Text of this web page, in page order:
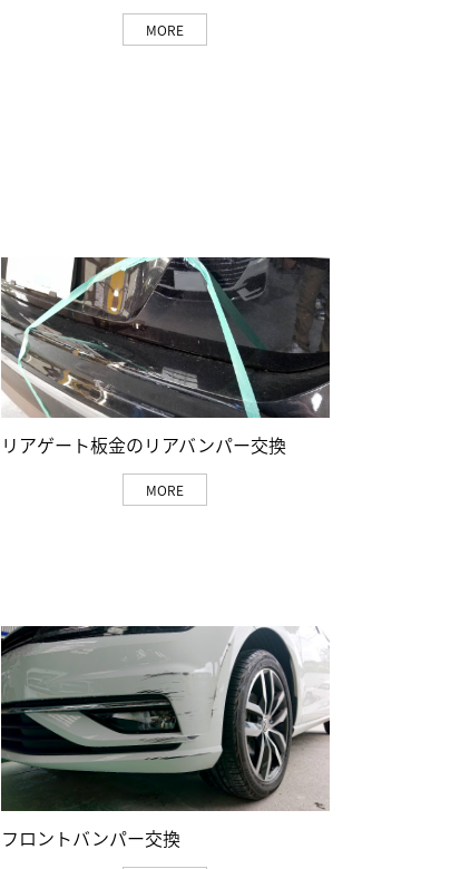
MORE
リアゲート板金のリアバンパー交換
MORE
フロントバンパー交換